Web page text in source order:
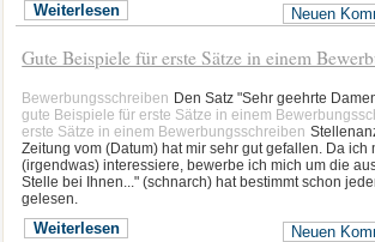
Weiterlesen Neuen
Gute Beispiele für erste Sätze in einem
Bewerbungsschreiben
gute Beispiele für erste Sätze in einem
erste Sätze in einem Bewerbungsschreiben
Den Satz "Sehr geehrte
Zeitung vom (Datum) hat mir sehr gut gefallen. Da ich
(irgendwas) interessiere, bewerbe ich mich um die
Stelle bei Ihnen..." (schnarch) hat bestimmt schon
gelesen.
Weiterlesen Neuen